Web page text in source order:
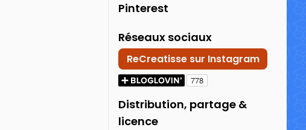
Pinterest
Réseaux sociaux
ReCreatisse sur Instagram
Distribution, partage &
licence